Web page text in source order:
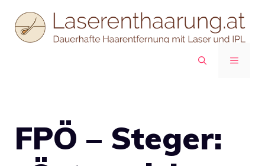
Inhalt
springen
MENÜ
FPÖ – Steger: